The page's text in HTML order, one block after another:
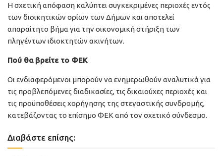
Η σχετική απόφαση καλύπτει συγκεκριμένες περιοχές εντός
των διοικητικών ορίων των Δήμων και αποτελεί
απαραίτητο βήμα για την οικονομική στήριξη των
πληγέντων ιδιοκτητών ακινήτων.
Πού θα βρείτε το ΦΕΚ
Οι ενδιαφερόμενοι μπορούν να ενημερωθούν αναλυτικά για
τις προβλεπόμενες διαδικασίες, τις δικαιούχες περιοχές και
τις προϋποθέσεις χορήγησης της στεγαστικής συνδρομής,
κατεβάζοντας το επίσημο ΦΕΚ από τον σχετικό σύνδεσμο.
Διαβάστε επίσης: